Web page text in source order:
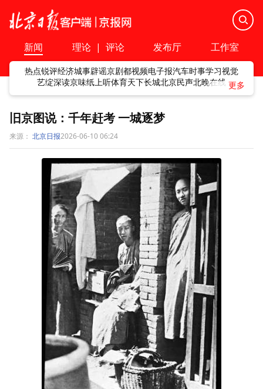
新闻 理论 | 评论 发布厅 工作室
热点锐评经济城事辟谣京剧都视频电子报汽车时事学习视觉
艺绽深读京味纸上听体育天下长城北京民声北晚在线
旧京图说：千年赶考 一城逐梦
来源： 北京日报2026-06-10 06:24